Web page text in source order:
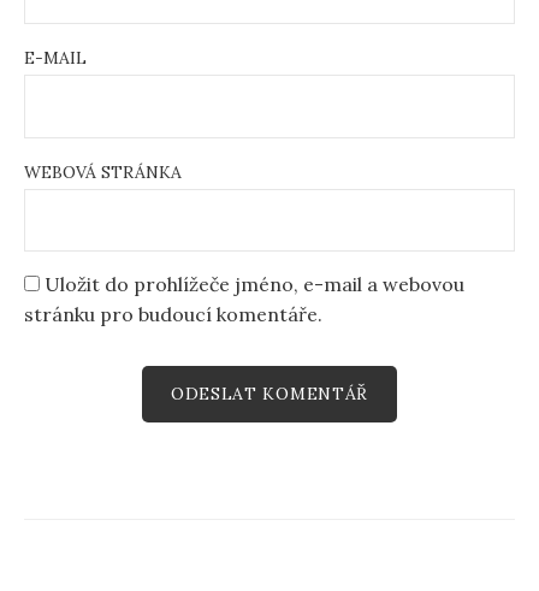
E-MAIL
WEBOVÁ STRÁNKA
Uložit do prohlížeče jméno, e-mail a webovou
stránku pro budoucí komentáře.